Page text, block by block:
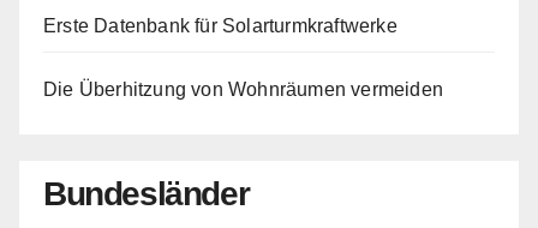
Erste Datenbank für Solarturmkraftwerke
Die Überhitzung von Wohnräumen vermeiden
Bundesländer